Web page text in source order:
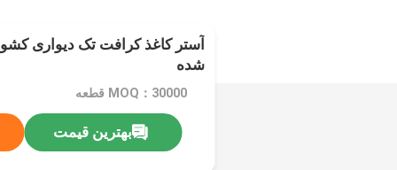
آستر کاغذ کرافت تک دیواری
شده
MOQ：30000 قطعه
بهترین قیمت